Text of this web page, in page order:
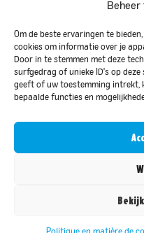
Om de beste ervaringen te
cookies om informatie over je
Door in te stemmen met deze
surfgedrag of unieke ID's op deze
geeft of uw toestemming intrekt,
bepaalde functies en
En vous inscrivant, vous
Politique de confidentialité
Anglais